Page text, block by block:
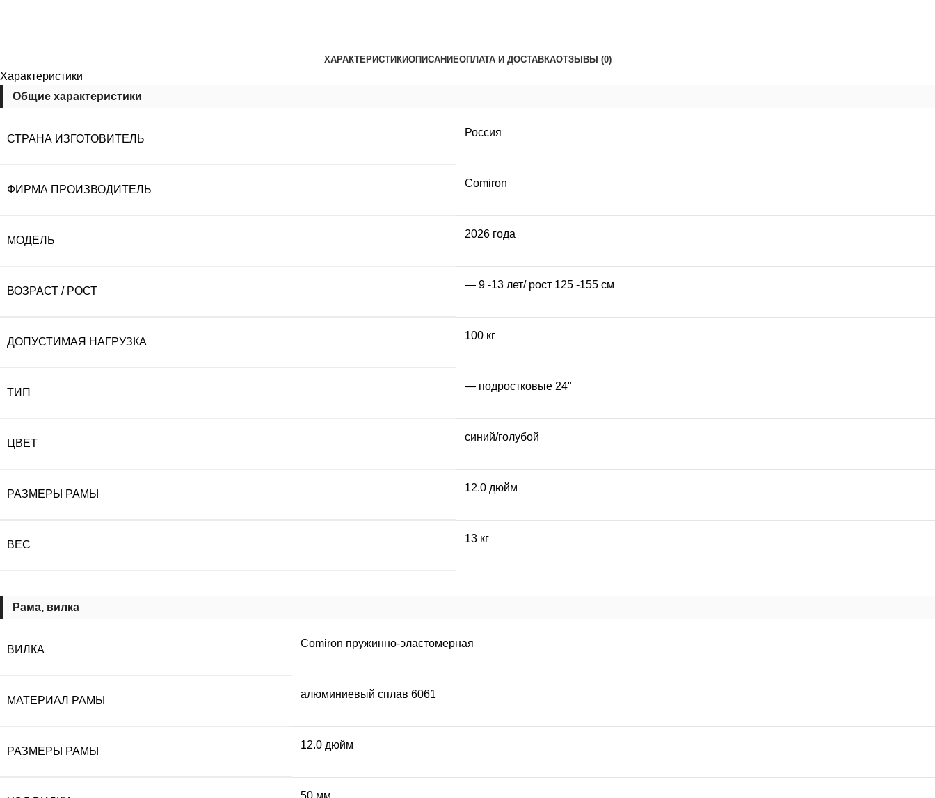
ХАРАКТЕРИСТИКИОПИСАНИЕОПЛАТА И ДОСТАВКАОТЗЫВЫ (0)
Характеристики
Общие характеристики
СТРАНА ИЗГОТОВИТЕЛЬ
Россия
ФИРМА ПРОИЗВОДИТЕЛЬ
Comiron
МОДЕЛЬ
2026 года
ВОЗРАСТ / РОСТ
— 9 -13 лет/ рост 125 -155 см
ДОПУСТИМАЯ НАГРУЗКА
100 кг
ТИП
— подростковые 24"
ЦВЕТ
синий/голубой
РАЗМЕРЫ РАМЫ
12.0 дюйм
ВЕС
13 кг
Рама, вилка
ВИЛКА
Comiron пружинно-эластомерная
МАТЕРИАЛ РАМЫ
алюминиевый сплав 6061
РАЗМЕРЫ РАМЫ
12.0 дюйм